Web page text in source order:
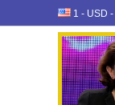
1 - USD -